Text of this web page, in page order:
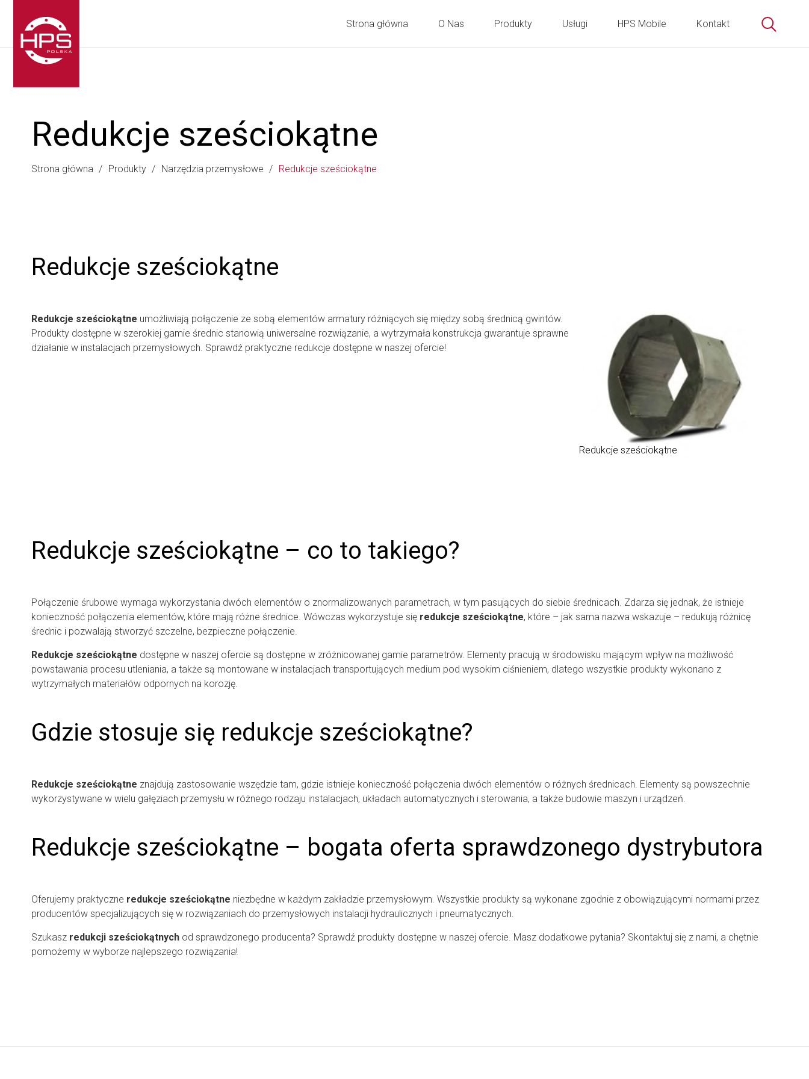
Strona główna O Nas Produkty Usługi HPS Mobile Kontakt
Redukcje sześciokątne
Strona główna Produkty Narzędzia przemysłowe Redukcje sześciokątne
Redukcje sześciokątne
Redukcje sześciokątne
Redukcje sześciokątne umożliwiają połączenie ze sobą elementów armatury różniących się między sobą średnicą gwintów.
Produkty dostępne w szerokiej gamie średnic stanowią uniwersalne rozwiązanie, a wytrzymała konstrukcja gwarantuje sprawne
działanie w instalacjach przemysłowych. Sprawdź praktyczne redukcje dostępne w naszej ofercie!
Redukcje sześciokątne – co to takiego?
Połączenie śrubowe wymaga wykorzystania dwóch elementów o znormalizowanych parametrach, w tym pasujących do siebie średnicach. Zdarza się jednak, że istnieje
konieczność połączenia elementów, które mają różne średnice. Wówczas wykorzystuje się redukcje sześciokątne, które – jak sama nazwa wskazuje – redukują różnicę
średnic i pozwalają stworzyć szczelne, bezpieczne połączenie.
Redukcje sześciokątne dostępne w naszej ofercie są dostępne w zróżnicowanej gamie parametrów. Elementy pracują w środowisku mającym wpływ na możliwość
powstawania procesu utleniania, a także są montowane w instalacjach transportujących medium pod wysokim ciśnieniem, dlatego wszystkie produkty wykonano z
wytrzymałych materiałów odpornych na korozję.
Gdzie stosuje się redukcje sześciokątne?
Redukcje sześciokątne znajdują zastosowanie wszędzie tam, gdzie istnieje konieczność połączenia dwóch elementów o różnych średnicach. Elementy są powszechnie
wykorzystywane w wielu gałęziach przemysłu w różnego rodzaju instalacjach, układach automatycznych i sterowania, a także budowie maszyn i urządzeń.
Redukcje sześciokątne – bogata oferta sprawdzonego dystrybutora
Oferujemy praktyczne redukcje sześciokątne niezbędne w każdym zakładzie przemysłowym. Wszystkie produkty są wykonane zgodnie z obowiązującymi normami przez
producentów specjalizujących się w rozwiązaniach do przemysłowych instalacji hydraulicznych i pneumatycznych.
Szukasz redukcji sześciokątnych od sprawdzonego producenta? Sprawdź produkty dostępne w naszej ofercie. Masz dodatkowe pytania? Skontaktuj się z nami, a chętnie
pomożemy w wyborze najlepszego rozwiązania!